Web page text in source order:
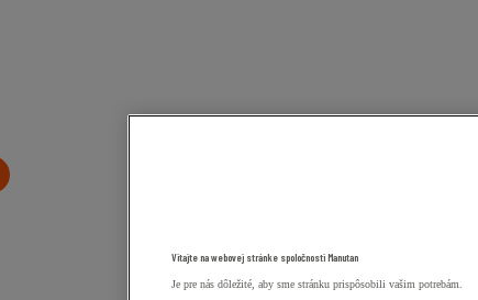
Vitajte na webovej stránke spoločnosti Manutan
Je pre nás dôležité, aby sme stránku prispôsobili vašim potrebám.